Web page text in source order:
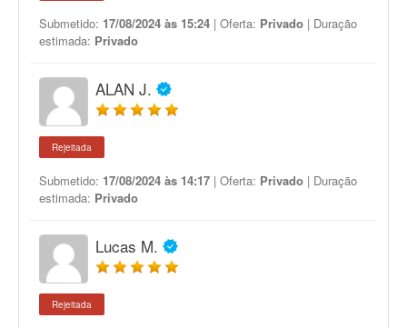
Submetido: 17/08/2024 às 15:24 | Oferta: Privado | Duração
estimada: Privado
ALAN J.
Rejeitada
Submetido: 17/08/2024 às 14:17 | Oferta: Privado | Duração
estimada: Privado
Lucas M.
Rejeitada